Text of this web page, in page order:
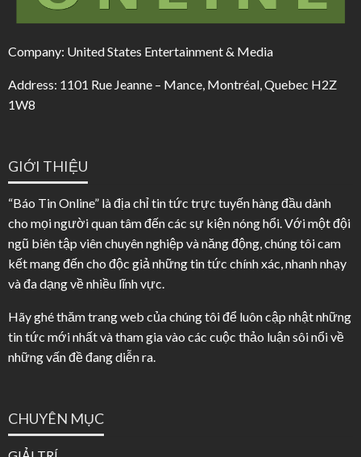
Company: United States Entertainment & Media
Address: 1101 Rue Jeanne – Mance, Montréal, Quebec H2Z
1W8
GIỚI THIỆU
“Báo Tin Online” là địa chỉ tin tức trực tuyến hàng đầu dành
cho mọi người quan tâm đến các sự kiện nóng hổi. Với một đội
ngũ biên tập viên chuyên nghiệp và năng động, chúng tôi cam
kết mang đến cho độc giả những tin tức chính xác, nhanh nhạy
và đa dạng về nhiều lĩnh vực.
Hãy ghé thăm trang web của chúng tôi để luôn cập nhật những
tin tức mới nhất và tham gia vào các cuộc thảo luận sôi nổi về
những vấn đề đang diễn ra.
CHUYÊN MỤC